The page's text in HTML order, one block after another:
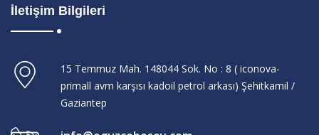
İletişim Bilgileri
15 Temmuz Mah. 148044 Sok. No : 8 ( iconova-
primall avm karşısı kadoil petrol arkası) Şehitkamil /
Gaziantep